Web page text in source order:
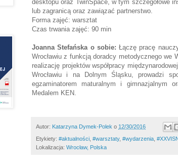
desktopu oraz TwinSpace, w tym szczegółowe
lub zagranicą oraz zawiązać partnerstwo.
Forma zajęć: warsztat
Czas trwania zajęć: 90 min
Joanna Stefańska o sobie: Łączę pracę
Wrocławiu z funkcją doradcy metodycznego we
realizację projektów współpracy
Wrocławiu i na Dolnym Śląsku, prowadzi
egzaminatorem maturalnym i gimnazjalnym
Medalem KEN.
Autor: Katarzyna Dymek-Polek o 12/30/2016
Etykiety: #aktualności, #warsztaty, #wydarzenia,
Lokalizacja: Wrocław, Polska